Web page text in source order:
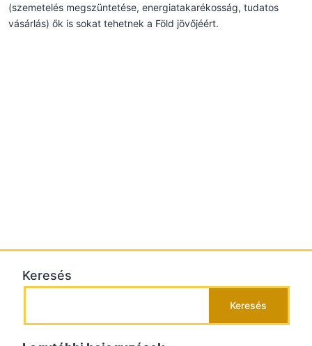
(szemetelés megszüntetése, energiatakarékosság, tudatos
vásárlás) ők is sokat tehetnek a Föld jövőjéért.
Keresés
Keresés